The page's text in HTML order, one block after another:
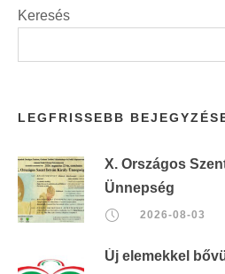
Keresés
LEGFRISSEBB
X. Országos
Ünnepség
2026-08-03
Új elemekkel